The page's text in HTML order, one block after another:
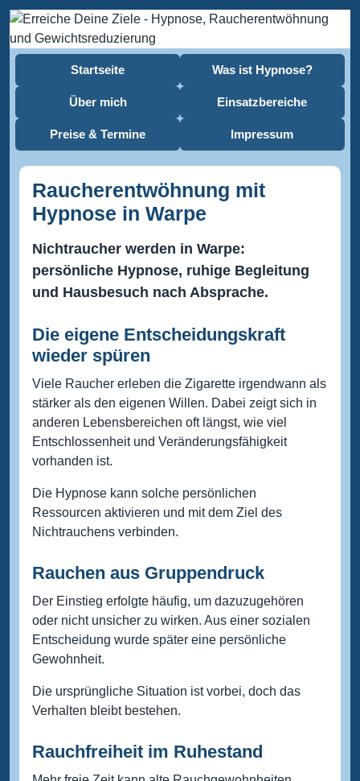
Startseite Was ist Hypnose?
Über mich Einsatzbereiche
Preise & Termine Impressum
Raucherentwöhnung mit
Hypnose in Warpe
Nichtraucher werden in Warpe:
persönliche Hypnose, ruhige Begleitung
und Hausbesuch nach Absprache.
Die eigene Entscheidungskraft
wieder spüren
Viele Raucher erleben die Zigarette irgendwann als
stärker als den eigenen Willen. Dabei zeigt sich in
anderen Lebensbereichen oft längst, wie viel
Entschlossenheit und Veränderungsfähigkeit
vorhanden ist.
Die Hypnose kann solche persönlichen
Ressourcen aktivieren und mit dem Ziel des
Nichtrauchens verbinden.
Rauchen aus Gruppendruck
Der Einstieg erfolgte häufig, um dazuzugehören
oder nicht unsicher zu wirken. Aus einer sozialen
Entscheidung wurde später eine persönliche
Gewohnheit.
Die ursprüngliche Situation ist vorbei, doch das
Verhalten bleibt bestehen.
Rauchfreiheit im Ruhestand